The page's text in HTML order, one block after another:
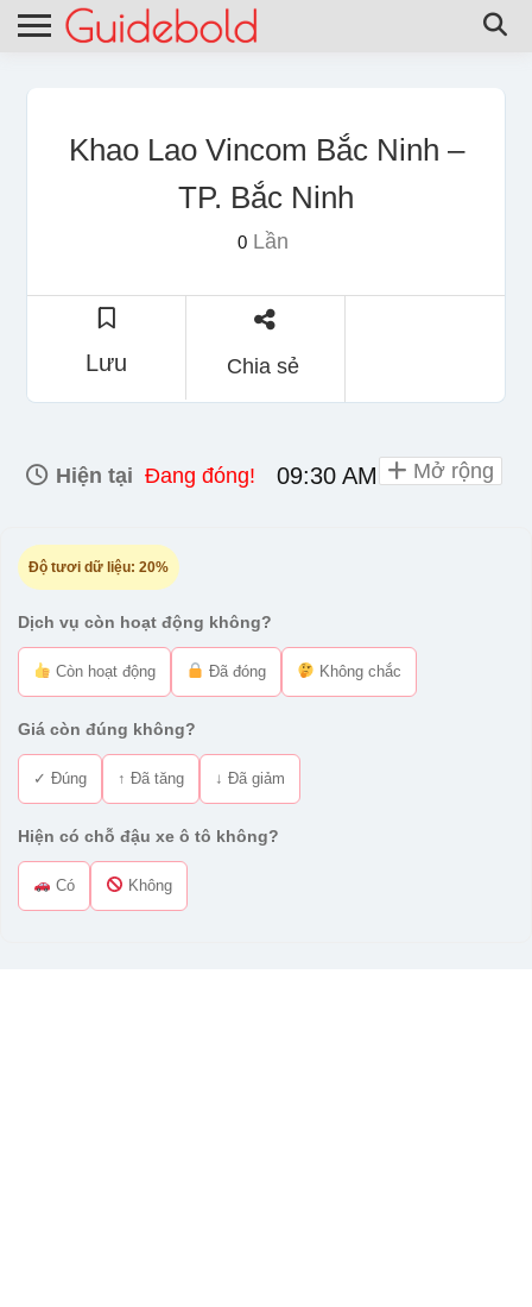
Khao Lao Vincom Bắc Ninh –
TP. Bắc Ninh
0Lần
Lưu Chia sẻ
Hiện tại Đang đóng! 09:30 AM - 10:00 PM
Độ tươi dữ liệu: 20%
Dịch vụ còn hoạt động không?
Còn hoạt động Đã đóng Không chắc
Giá còn đúng không?
✓ Đúng ↑ Đã tăng ↓ Đã giảm
Hiện có chỗ đậu xe ô tô không?
Có Không
Mở rộng